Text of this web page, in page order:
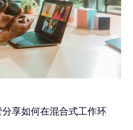
享如何在混合式工作环